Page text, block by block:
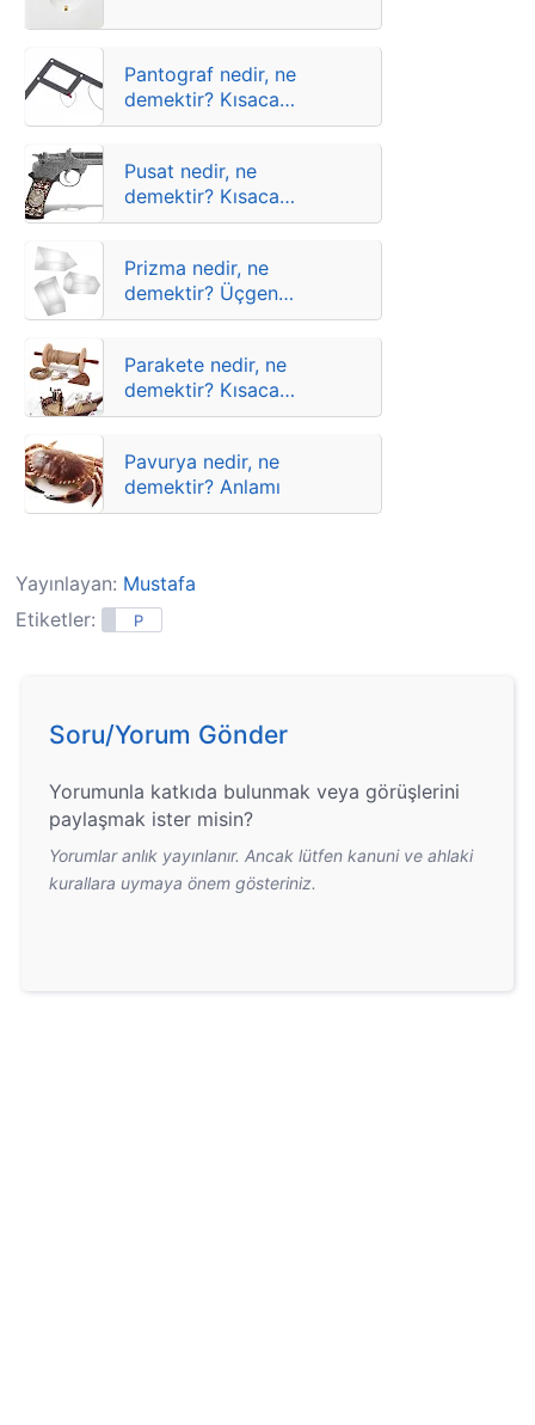
Pantograf nedir, ne
demektir? Kısaca
anlamı
Pusat nedir, ne
demektir? Kısaca
anlamı
Prizma nedir, ne
demektir? Üçgen
prizma
Parakete nedir, ne
demektir? Kısaca
anlamı
Pavurya nedir, ne
demektir? Anlamı
Yayınlayan: Mustafa
Etiketler:
P
Soru/Yorum Gönder
Yorumunla katkıda bulunmak veya görüşlerini
paylaşmak ister misin?
Yorumlar anlık yayınlanır. Ancak lütfen kanuni ve ahlaki
kurallara uymaya önem gösteriniz.